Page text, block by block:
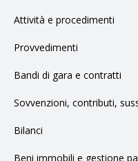
Attività e procedimenti
Provvedimenti
Bandi di gara e contratti
Sovvenzioni, contributi,
Bilanci
Beni immobili e gestione